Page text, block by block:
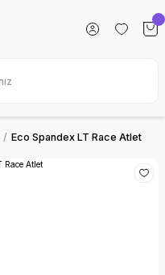
Eco Spandex LT Race Atlet